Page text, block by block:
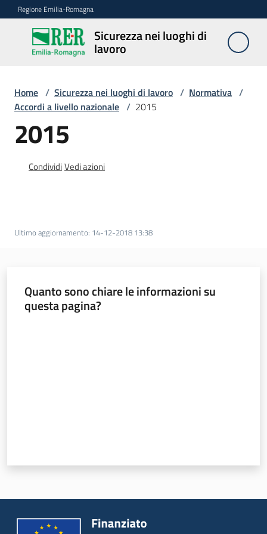
Vai al contenuto
Vai alla navigazione
Vai al footer
Regione Emilia-Romagna
Sicurezza nei luoghi di
lavoro
Sicurezza
nei
lavoro
Notizie
Sicurezza
vigilanza
INAIL
Home / Sicurezza nei luoghi di lavoro / Normativa /
Accordi a livello nazionale / 2015
2015
CondividiVedi azioni
Ultimo aggiornamento: 14-12-2018 13:38
Quanto sono chiare le informazioni su
questa pagina?